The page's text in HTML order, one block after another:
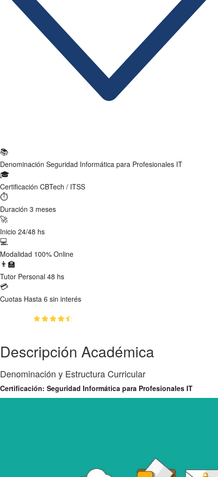
📚
Denominación Seguridad Informática para Profesionales IT
🎓
Certificación CBTech / ITSS
⏱
Duración 3 meses
🚀
Inicio 24/48 hs
💻
Modalidad 100% Online
👨‍🏫
Tutor Personal 48 hs
💳
Cuotas Hasta 6 sin interés
Descripción Académica
Denominación y Estructura Curricular
Certificación: Seguridad Informática para Profesionales IT